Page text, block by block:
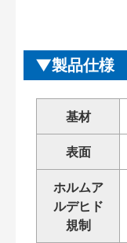
製品仕様
基材
表面
ホルムア
ルデヒド
規制